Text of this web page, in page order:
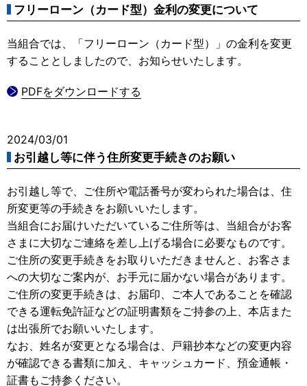
フリーローン（カード型）金利の変更について
当組合では、「フリーローン（カード型）」の金利を変更
することとしましたので、お知らせいたします。
PDFをダウンロードする
2024/03/01
お引越し等に伴う住所変更手続きのお願い
お引越し等で、ご住所や電話番号が変わられた場合は、住
所変更等の手続きをお願いいたします。
当組合にお届けいただいているご住所等は、当組合がお客
さまに大切なご連絡を差し上げる場合に必要なものです。
ご住所の変更手続きをお取りいただきませんと、お客さま
への大切なご案内が、お手元に届かない場合があります。
ご住所の変更手続きは、お届印、ご本人であることを確認
できる運転免許証などの証明書類をご持参の上、本店また
は出張所でお願いいたします。
なお、姓名が変更となる場合は、戸籍抄本などの変更内容
が確認できる書類に加え、キャッシュカード、預金通帳・
証書もご持参ください。